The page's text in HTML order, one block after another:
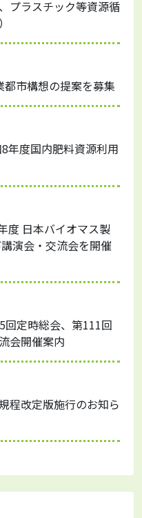
プラスチック等資源循
市構想の提案を募集
年度国内肥料資源利用
日本バイオマス製
演会・交流会を開催
回定時総会、第111回
会開催案内
程改定版施行のお知ら